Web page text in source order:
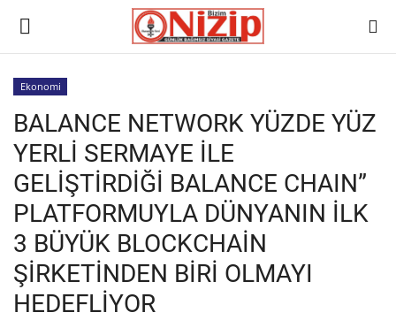
Ana
GÜNDEM
Gazete
Asayiş
Ulusalhaber
Ekonomi
BALANCE NETWORK YÜZDE YÜZ
YERLİ SERMAYE İLE
GELİŞTİRDİĞİ BALANCE CHAIN”
PLATFORMUYLA DÜNYANIN İLK
3 BÜYÜK BLOCKCHAİN
ŞİRKETİNDEN BİRİ OLMAYI
HEDEFLİYOR